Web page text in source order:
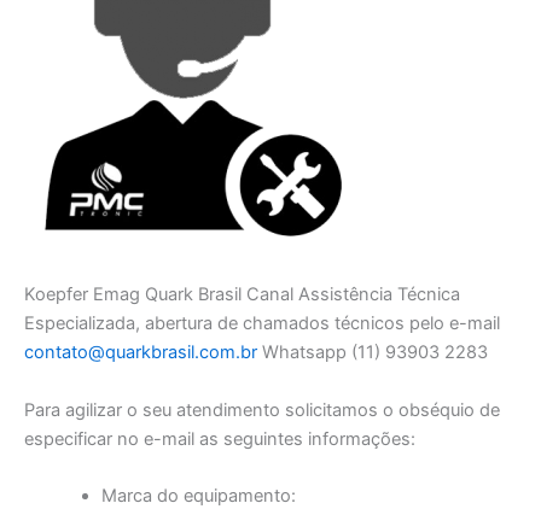
Koepfer Emag Quark Brasil Canal Assistência Técnica
Especializada, abertura de chamados técnicos pelo e-mail
contato@quarkbrasil.com.br Whatsapp (11) 93903 2283
Para agilizar o seu atendimento solicitamos o obséquio de
especificar no e-mail as seguintes informações:
Marca do equipamento: